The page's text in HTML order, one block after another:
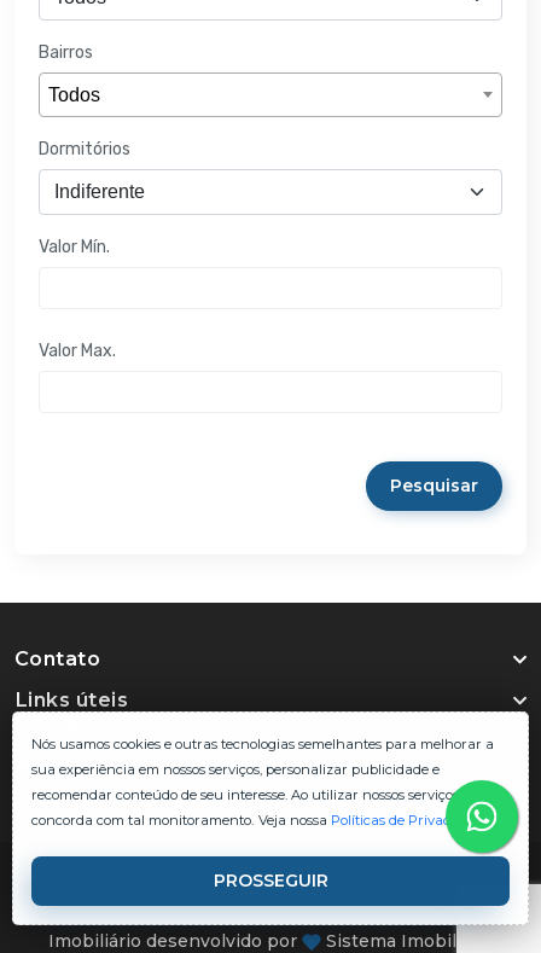
Bairros
Todos
Dormitórios
Valor Mín.
Valor Max.
Pesquisar
Contato
Sobre
Nossa localização
Links úteis
© 2023 Sol Scavone Imoveis Ltda - CRECI: 2574 - Sistema
Imobiliário desenvolvido por
Sistema Imobiliário
Nós usamos cookies e outras tecnologias semelhantes para melhorar a
sua experiência em nossos serviços, personalizar publicidade e
recomendar conteúdo de seu interesse. Ao utilizar nossos serviços, você
concorda com tal monitoramento. Veja nossa Políticas de Privacidade.
PROSSEGUIR